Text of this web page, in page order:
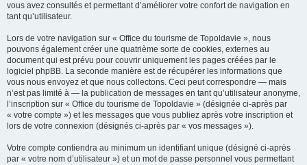
vous avez consultés et permettant d’améliorer votre confort de navigation en
tant qu’utilisateur.
Lors de votre navigation sur « Office du tourisme de Topoldavie », nous
pouvons également créer une quatrième sorte de cookies, externes au
document qui est prévu pour couvrir uniquement les pages créées par le
logiciel phpBB. La seconde manière est de récupérer les informations que
vous nous envoyez et que nous collectons. Ceci peut correspondre — mais
n’est pas limité à — la publication de messages en tant qu’utilisateur anonyme,
l’inscription sur « Office du tourisme de Topoldavie » (désignée ci-après par
« votre compte ») et les messages que vous publiez après votre inscription et
lors de votre connexion (désignés ci-après par « vos messages »).
Votre compte contiendra au minimum un identifiant unique (désigné ci-après
par « votre nom d’utilisateur ») et un mot de passe personnel vous permettant